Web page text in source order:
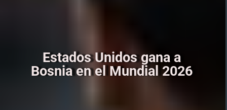
Estados Unidos gana a
Bosnia en el Mundial 2026